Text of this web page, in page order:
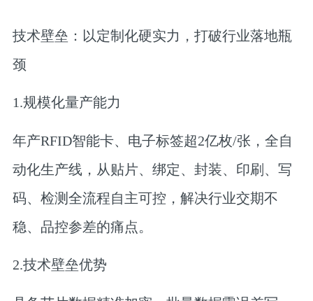
技术壁垒：以定制化硬实力，打破行业落地瓶
颈
1.规模化量产能力
年产RFID智能卡、电子标签超2亿枚/张，全自
动化生产线，从贴片、绑定、封装、印刷、写
码、检测全流程自主可控，解决行业交期不
稳、品控参差的痛点。
2.技术壁垒优势